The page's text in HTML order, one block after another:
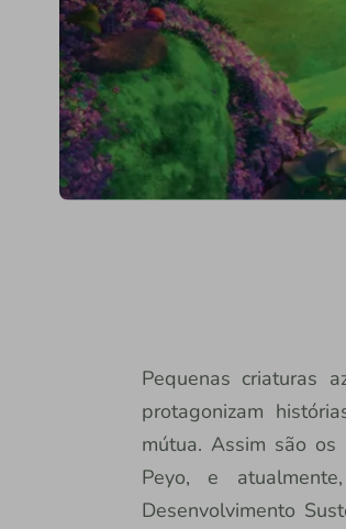
Pequenas criaturas
protagonizam
mútua. Assim são
Peyo, e
Desenvolvimento